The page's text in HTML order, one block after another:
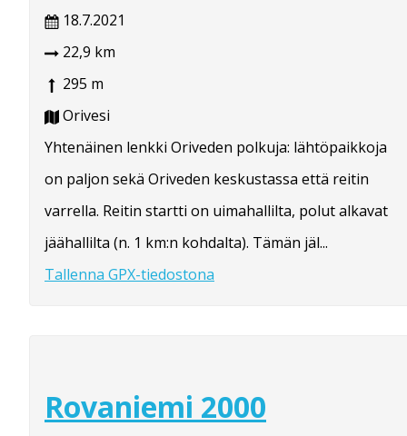
18.7.2021
22,9 km
295 m
Orivesi
Yhtenäinen lenkki Oriveden polkuja: lähtöpaikkoja
on paljon sekä Oriveden keskustassa että reitin
varrella. Reitin startti on uimahallilta, polut alkavat
jäähallilta (n. 1 km:n kohdalta). Tämän jäl...
Tallenna GPX-tiedostona
Rovaniemi 2000